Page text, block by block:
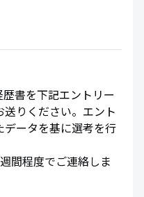
書を下記エントリー
送りください。エント
データを基に選考を行
間程度でご連絡しま